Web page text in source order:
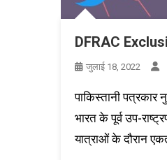
DFRAC
जुलाई 18, 2022
पाकिस्तानी
भारत के पूर्व उप-
यात्राओं के दौरान